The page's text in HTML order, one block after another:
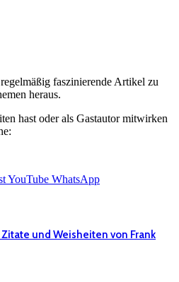
faszinierende Artikel zu
heraus.
hast oder als Gastautor mitwirken
YouTube WhatsApp
und Weisheiten von Frank